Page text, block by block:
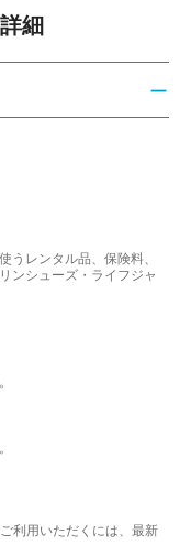
細
レンタル品、保険料、
ンシューズ・ライフジャ
利用いただくには、最新